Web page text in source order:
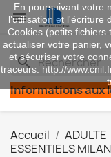

search
Informations aux
Accueil ADULTE
ESSENTIELS MILAN
En poursuivant votre
l’utilisation et l'écriture
Cookies (petits fichiers
actualiser votre panier,
et sécuriser votre
traceurs: http://